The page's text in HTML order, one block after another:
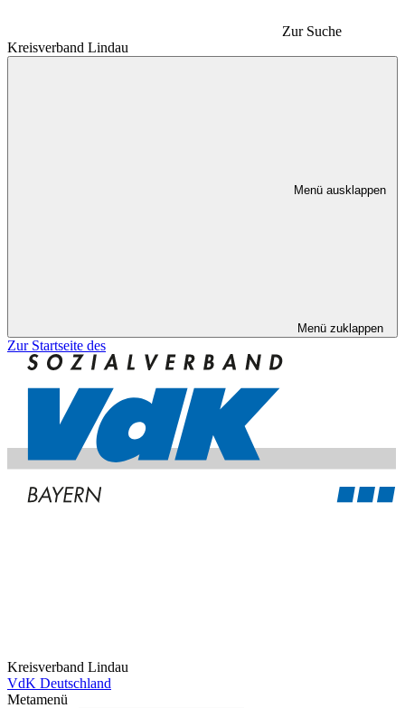
Zur Suche
Kreisverband Lindau
Menü ausklappen
Menü zuklappen
Zur Startseite des
Kreisverband Lindau
VdK Deutschland
Metamenü